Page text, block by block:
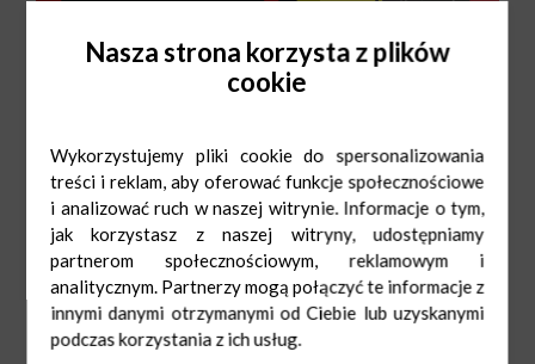
Nasza strona korzysta z plików
cookie
Wykorzystujemy pliki cookie do spersonalizowania
treści i reklam, aby oferować funkcje społecznościowe
i analizować ruch w naszej witrynie. Informacje o tym,
jak korzystasz z naszej witryny, udostępniamy
partnerom społecznościowym, reklamowym i
analitycznym. Partnerzy mogą połączyć te informacje z
innymi danymi otrzymanymi od Ciebie lub uzyskanymi
podczas korzystania z ich usług.